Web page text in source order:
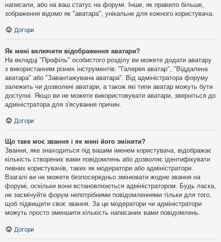
написали, або на ваш статус на форумі. Інше, як правило більше,
зображення відомо як "аватара", унікальне для кожного користувача.
Догори
Як мені включити відображення аватари?
На вкладці "Профіль" особистого розділу ви можете додати аватару
з використанням різних інструментів: "Галерея аватар", "Віддалена
аватара" або "Завантажувана аватара". Від адміністратора форуму
залежить чи дозволені аватари, а також які типи аватар можуть бути
доступні. Якщо ви не можете використовувати аватари, зверніться до
адміністратора для з'ясування причин.
Догори
Що таке моє звання і як мені його змінити?
Звання, яке знаходиться під вашим іменем користувача, відображає
кількість створених вами повідомлень або дозволяє ідентифікувати
певних користувачів, таких як модератори або адміністратори.
Взагалі ви не можете безпосередньо змінювати жодне звання на
форумі, оскільки вони встановлюються адміністратором. Будь ласка,
не засмічуйте форум непотрібними повідомленнями тільки для того,
щоб підвищити своє звання. За це модератори чи адміністратори
можуть просто зменшити кількість написаних вами повідомлень.
Догори